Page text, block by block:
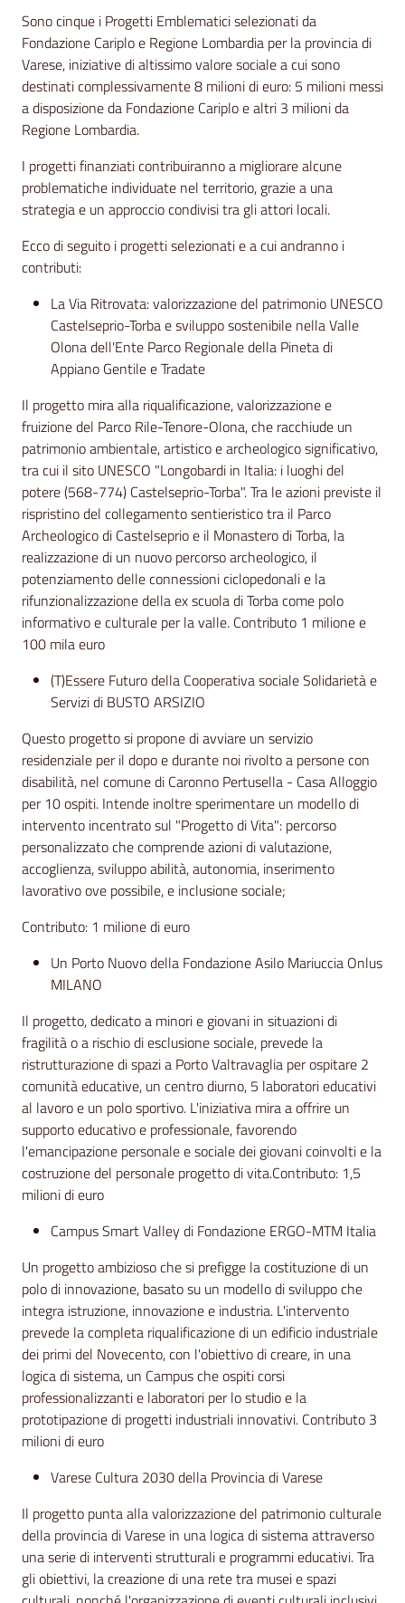
Contenuto
Sono cinque i Progetti Emblematici selezionati da
Fondazione Cariplo e Regione Lombardia per la provincia di
Varese, iniziative di altissimo valore sociale a cui sono
destinati complessivamente 8 milioni di euro: 5 milioni messi
a disposizione da Fondazione Cariplo e altri 3 milioni da
Regione Lombardia.
I progetti finanziati contribuiranno a migliorare alcune
problematiche individuate nel territorio, grazie a una
strategia e un approccio condivisi tra gli attori locali.
Ecco di seguito i progetti selezionati e a cui andranno i
contributi:
La Via Ritrovata: valorizzazione del patrimonio UNESCO
Castelseprio-Torba e sviluppo sostenibile nella Valle
Olona dell'Ente Parco Regionale della Pineta di
Appiano Gentile e Tradate
Il progetto mira alla riqualificazione, valorizzazione e
fruizione del Parco Rile-Tenore-Olona, che racchiude un
patrimonio ambientale, artistico e archeologico significativo,
tra cui il sito UNESCO "Longobardi in Italia: i luoghi del
potere (568-774) Castelseprio-Torba". Tra le azioni previste il
rispristino del collegamento sentieristico tra il Parco
Archeologico di Castelseprio e il Monastero di Torba, la
realizzazione di un nuovo percorso archeologico, il
potenziamento delle connessioni ciclopedonali e la
rifunzionalizzazione della ex scuola di Torba come polo
informativo e culturale per la valle. Contributo 1 milione e
100 mila euro
(T)Essere Futuro della Cooperativa sociale Solidarietà e
Servizi di BUSTO ARSIZIO
Questo progetto si propone di avviare un servizio
residenziale per il dopo e durante noi rivolto a persone con
disabilità, nel comune di Caronno Pertusella - Casa Alloggio
per 10 ospiti. Intende inoltre sperimentare un modello di
intervento incentrato sul "Progetto di Vita": percorso
personalizzato che comprende azioni di valutazione,
accoglienza, sviluppo abilità, autonomia, inserimento
lavorativo ove possibile, e inclusione sociale;
Contributo: 1 milione di euro
Un Porto Nuovo della Fondazione Asilo Mariuccia Onlus
MILANO
Il progetto, dedicato a minori e giovani in situazioni di
fragilità o a rischio di esclusione sociale, prevede la
ristrutturazione di spazi a Porto Valtravaglia per ospitare 2
comunità educative, un centro diurno, 5 laboratori educativi
al lavoro e un polo sportivo. L'iniziativa mira a offrire un
supporto educativo e professionale, favorendo
l'emancipazione personale e sociale dei giovani coinvolti e la
costruzione del personale progetto di vita.Contributo: 1,5
milioni di euro
Campus Smart Valley di Fondazione ERGO-MTM Italia
Un progetto ambizioso che si prefigge la costituzione di un
polo di innovazione, basato su un modello di sviluppo che
integra istruzione, innovazione e industria. L'intervento
prevede la completa riqualificazione di un edificio industriale
dei primi del Novecento, con l'obiettivo di creare, in una
logica di sistema, un Campus che ospiti corsi
professionalizzanti e laboratori per lo studio e la
prototipazione di progetti industriali innovativi. Contributo 3
milioni di euro
Varese Cultura 2030 della Provincia di Varese
Il progetto punta alla valorizzazione del patrimonio culturale
della provincia di Varese in una logica di sistema attraverso
una serie di interventi strutturali e programmi educativi. Tra
gli obiettivi, la creazione di una rete tra musei e spazi